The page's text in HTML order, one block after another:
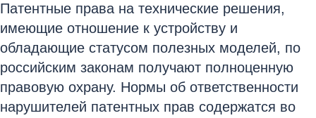
Патентные права на технические решения,
имеющие отношение к устройству и
обладающие статусом полезных моделей, по
российским законам получают полноценную
правовую охрану. Нормы об ответственности
нарушителей патентных прав содержатся во